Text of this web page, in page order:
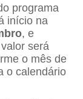
programa
início na
, e
será
o mês de
o calendário